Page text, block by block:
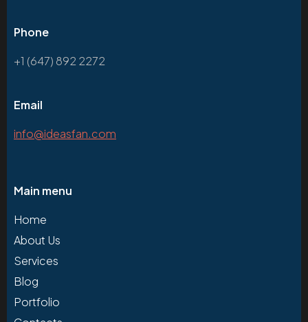
Phone
+1 (647) 892 2272
Email
info@ideasfan.com
Main menu
Home
About Us
Services
Blog
Portfolio